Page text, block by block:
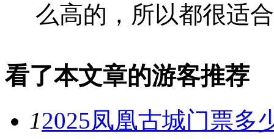
么高的，所以都很适
看了本文章的游客推荐
12025凤凰古城门票多